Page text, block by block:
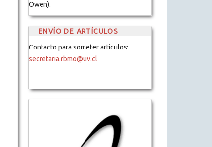
Owen).
ENVÍO DE ARTÍCULOS
Contacto para someter artículos:
secretaria.rbmo@uv.cl